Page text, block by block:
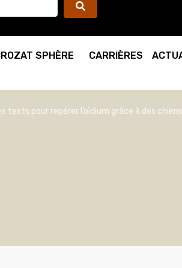
SPHÈRE CARRIÈRES
tests pour repérer l’oïdium grâce à des